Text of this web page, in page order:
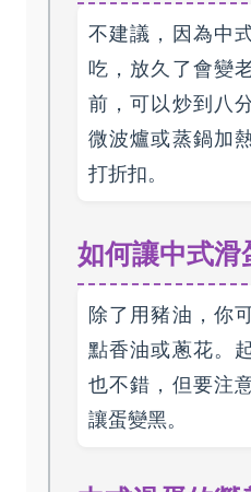
不建議，因為中
吃，放久了會變
前，可以炒到八
微波爐或蒸鍋加
打折扣。
如何讓中式滑
除了用豬油，你
點香油或蔥花。
也不錯，但要注
讓蛋變黑。